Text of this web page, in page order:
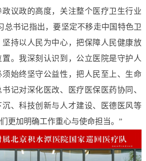
议政的高度，关注整个医疗卫生行业
总书记指出，要坚定不移走中国特色卫
持以人民为中心，把保障人民健康放
。我深刻认识到，公立医院是守护人
须始终坚守公益性，把人民至上、生命
记对深化医改、医疗医保医药协同、
、科技创新与人才建设、医德医风等
更加明确工作重心与使命担当。”